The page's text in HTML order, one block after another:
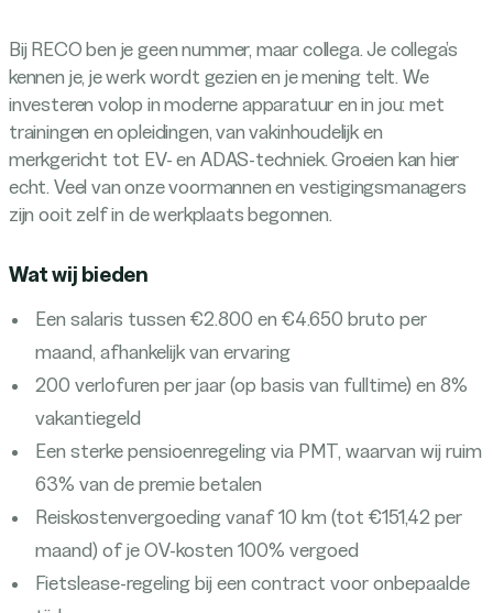
Bij RECO ben je geen nummer, maar collega. Je collega’s
kennen je, je werk wordt gezien en je mening telt. We
investeren volop in moderne apparatuur en in jou: met
trainingen en opleidingen, van vakinhoudelijk en
merkgericht tot EV- en ADAS-techniek. Groeien kan hier
echt. Veel van onze voormannen en vestigingsmanagers
zijn ooit zelf in de werkplaats begonnen.
Wat wij bieden
Een salaris tussen €2.800 en €4.650 bruto per
maand, afhankelijk van ervaring
200 verlofuren per jaar (op basis van fulltime) en 8%
vakantiegeld
Een sterke pensioenregeling via PMT, waarvan wij ruim
63% van de premie betalen
Reiskostenvergoeding vanaf 10 km (tot €151,42 per
maand) of je OV-kosten 100% vergoed
Fietslease-regeling bij een contract voor onbepaalde